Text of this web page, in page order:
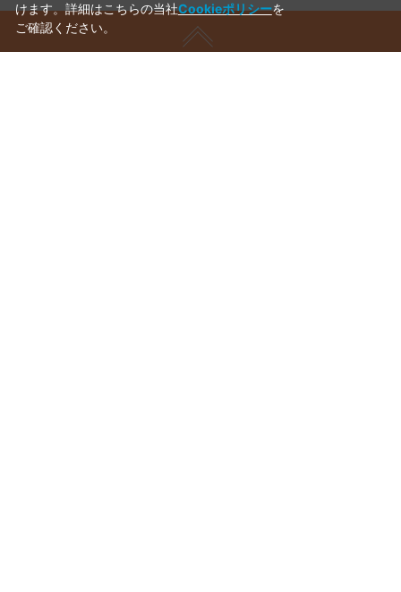
けます。詳細はこちらの当社Cookieポリシーを
ご確認ください。